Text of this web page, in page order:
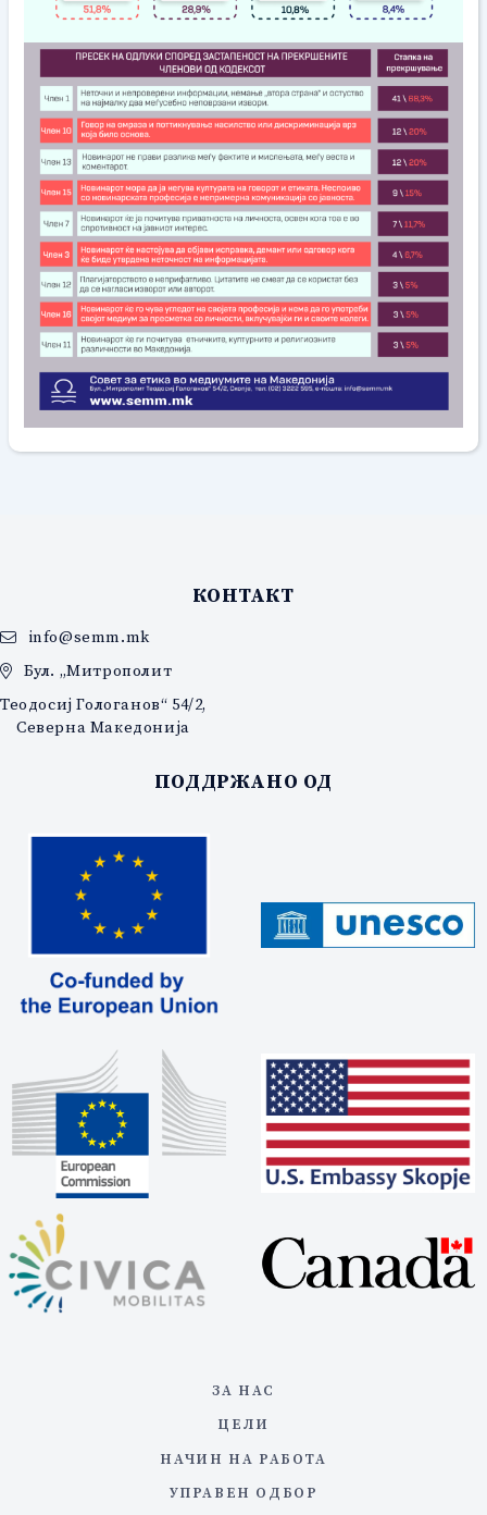
КОНТАКТ
info@semm.mk
Бул. „Митрополит
Теодосиј Гологанов“ 54/2,
Северна Македонија
ПОДДРЖАНО ОД
ЗА НАС
ЦЕЛИ
НАЧИН НА РАБОТА
УПРАВЕН ОДБОР